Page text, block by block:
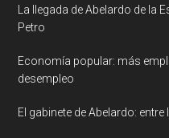
La llegada de Abelardo de la
Petro
Economía popular: más
desempleo
El gabinete de Abelardo: